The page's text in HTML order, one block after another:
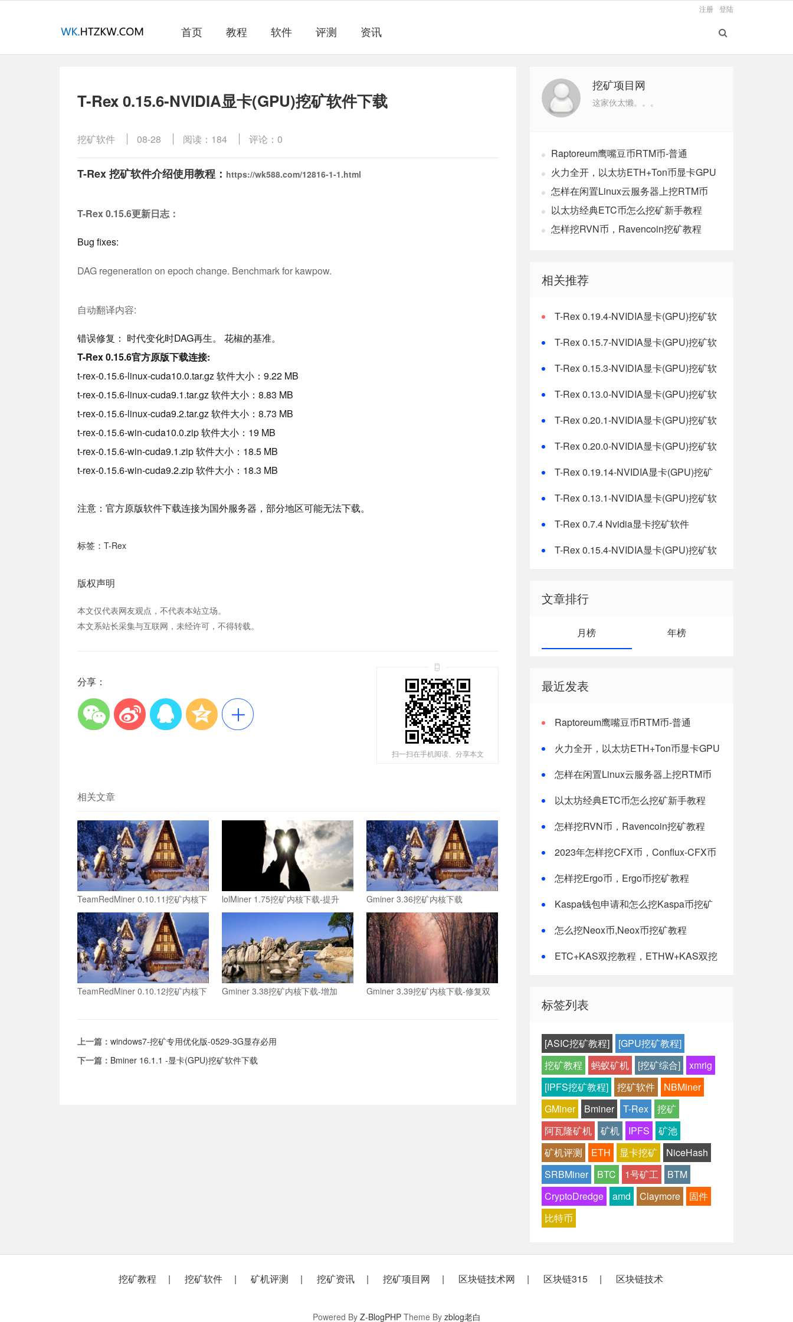
登陆
注册
首页 教程 软件 评测 资讯
T-Rex 0.15.6-NVIDIA显卡(GPU)挖矿软件下载
挖矿软件 08-28 阅读：184 评论：0
T-Rex 挖矿软件介绍使用教程： https://wk588.com/12816-1-1.html
T-Rex 0.15.6更新日志：
Bug fixes:
DAG regeneration on epoch change. Benchmark for kawpow.
自动翻译内容:
错误修复： 时代变化时DAG再生。 花椒的基准。
T-Rex 0.15.6官方原版下载连接:
t-rex-0.15.6-linux-cuda10.0.tar.gz 软件大小：9.22 MB
t-rex-0.15.6-linux-cuda9.1.tar.gz 软件大小：8.83 MB
t-rex-0.15.6-linux-cuda9.2.tar.gz 软件大小：8.73 MB
t-rex-0.15.6-win-cuda10.0.zip 软件大小：19 MB
t-rex-0.15.6-win-cuda9.1.zip 软件大小：18.5 MB
t-rex-0.15.6-win-cuda9.2.zip 软件大小：18.3 MB
注意：官方原版软件下载连接为国外服务器，部分地区可能无法下载。
标签： T-Rex
版权声明
本文仅代表网友观点，不代表本站立场。
本文系站长采集与互联网，未经许可，不得转载。
分享：
扫一扫在手机阅读、分享本文
相关文章
TeamRedMiner 0.10.11挖矿内核下
载-略微提高ironfish算力
lolMiner 1.75挖矿内核下载-提升
ironfish挖矿算力
Gminer 3.36挖矿内核下载
TeamRedMiner 0.10.12挖矿内核下
Gminer 3.38挖矿内核下载-增加
Gminer 3.39挖矿内核下载-修复双
上一篇： windows7-挖矿专用优化版-0529-3G显存必用
下一篇： Bminer 16.1.1 -显卡(GPU)挖矿软件下载
挖矿项目网
这家伙太懒。。。
Raptoreum鹰嘴豆币RTM币-普通
windows电脑CPU挖矿教程
火力全开，以太坊ETH+Ton币显卡GPU
双挖最新版教程
怎样在闲置Linux云服务器上挖RTM币
以太坊经典ETC币怎么挖矿新手教程
怎样挖RVN币，Ravencoin挖矿教程
相关推荐
T-Rex 0.19.4-NVIDIA显卡(GPU)挖矿软
T-Rex 0.15.7-NVIDIA显卡(GPU)挖矿软
T-Rex 0.15.3-NVIDIA显卡(GPU)挖矿软
T-Rex 0.13.0-NVIDIA显卡(GPU)挖矿软
T-Rex 0.20.1-NVIDIA显卡(GPU)挖矿软
T-Rex 0.20.0-NVIDIA显卡(GPU)挖矿软
T-Rex 0.19.14-NVIDIA显卡(GPU)挖矿
T-Rex 0.13.1-NVIDIA显卡(GPU)挖矿软
T-Rex 0.7.4 Nvidia显卡挖矿软件
T-Rex 0.15.4-NVIDIA显卡(GPU)挖矿软
文章排行
月榜 年榜
最近发表
Raptoreum鹰嘴豆币RTM币-普通
火力全开，以太坊ETH+Ton币显卡GPU
怎样在闲置Linux云服务器上挖RTM币
以太坊经典ETC币怎么挖矿新手教程
怎样挖RVN币，Ravencoin挖矿教程
2023年怎样挖CFX币，Conflux-CFX币
怎样挖Ergo币，Ergo币挖矿教程
Kaspa钱包申请和怎么挖Kaspa币挖矿
怎么挖Neox币,Neox币挖矿教程
ETC+KAS双挖教程，ETHW+KAS双挖
标签列表
[ASIC挖矿教程]
[GPU挖矿教程]
挖矿教程
蚂蚁矿机 [挖矿综合]
xmrig
[IPFS挖矿教程]
挖矿软件
NBMiner
GMiner
Bminer T-Rex
挖矿
阿瓦隆矿机
矿机 IPFS
矿池
矿机评测
ETH 显卡挖矿
NiceHash
SRBMiner
BTC 1号矿工
BTM
CryptoDredge
amd Claymore
固件
比特币
挖矿教程 挖矿软件 矿机评测 挖矿资讯 挖矿项目网 区块链技术网 区块链315 区块链技术
Powered By Z-BlogPHPTheme By zblog老白